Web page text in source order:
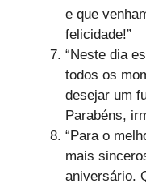
e que
felicidade!”
“Neste dia
todos os
desejar um
Parabéns,
“Para o
mais
aniversário.